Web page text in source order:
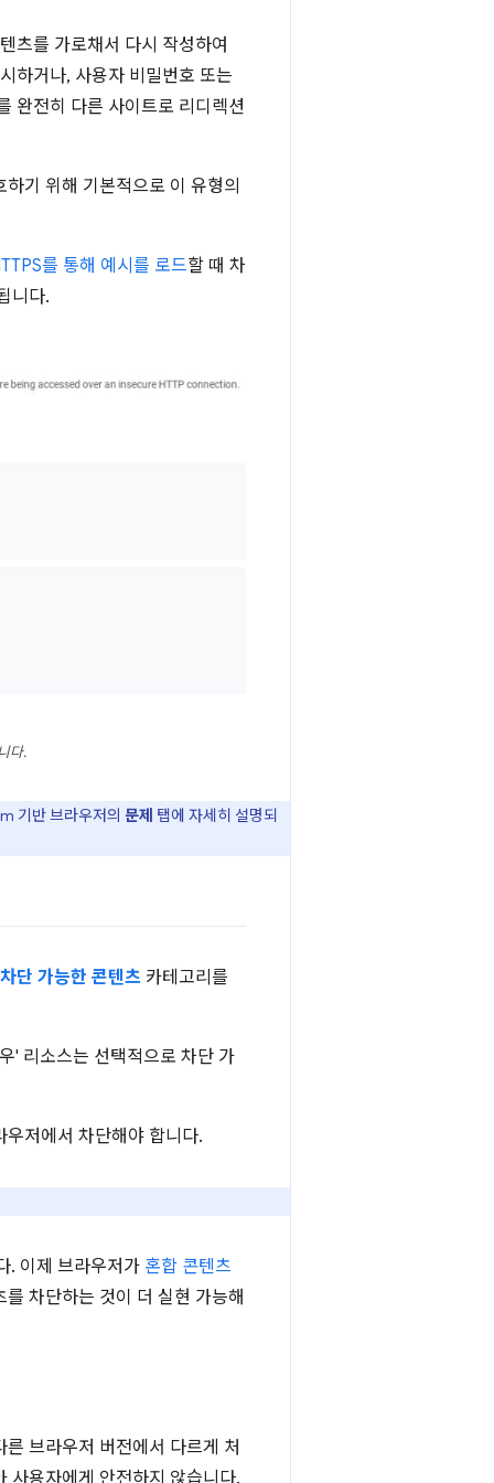
츠를 가로채서 다시 작성하여
하거나, 사용자 비밀번호 또는
완전히 다른 사이트로 리디렉션
기 위해 기본적으로 이 유형의
를 통해 예시를 로드할 때 차
니다.
다.
기반 브라우저의 문제 탭에 자세히 설명되
차단 가능한 콘텐츠 카테고리를
' 리소스는 선택적으로 차단 가
저에서 차단해야 합니다.
. 이제 브라우저가 혼합 콘텐츠
차단하는 것이 더 실현 가능해
브라우저 버전에서 다르게 처